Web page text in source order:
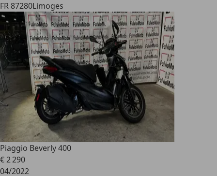
FR 87280Limoges
Piaggio Beverly 400
€ 2 290
04/2022